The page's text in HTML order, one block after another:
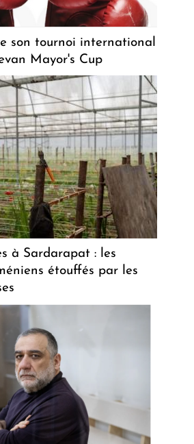
son tournoi international
Mayor's Cup
à Sardarapat : les
étouffés par les